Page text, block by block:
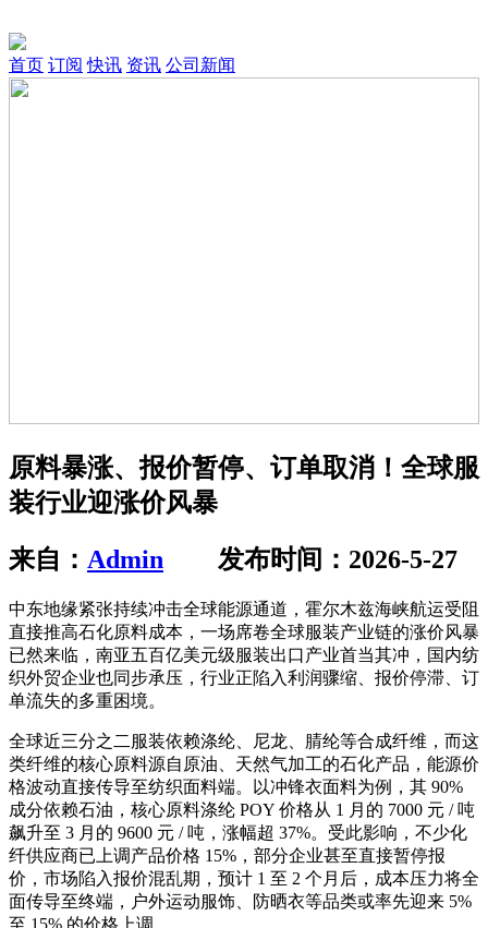
首页 订阅 快讯 资讯 公司新闻
原料暴涨、报价暂停、订单取消！全球服
装行业迎涨价风暴
来自： Admin 发布时间：2026-5-27
中东地缘紧张持续冲击全球能源通道，霍尔木兹海峡航运受阻
直接推高石化原料成本，一场席卷全球服装产业链的涨价风暴
已然来临，南亚五百亿美元级服装出口产业首当其冲，国内纺
织外贸企业也同步承压，行业正陷入利润骤缩、报价停滞、订
单流失的多重困境。
全球近三分之二服装依赖涤纶、尼龙、腈纶等合成纤维，而这
类纤维的核心原料源自原油、天然气加工的石化产品，能源价
格波动直接传导至纺织面料端。以冲锋衣面料为例，其 90%
成分依赖石油，核心原料涤纶 POY 价格从 1 月的 7000 元 / 吨
飙升至 3 月的 9600 元 / 吨，涨幅超 37%。受此影响，不少化
纤供应商已上调产品价格 15%，部分企业甚至直接暂停报
价，市场陷入报价混乱期，预计 1 至 2 个月后，成本压力将全
面传导至终端，户外运动服饰、防晒衣等品类或率先迎来 5%
至 15% 的价格上调。